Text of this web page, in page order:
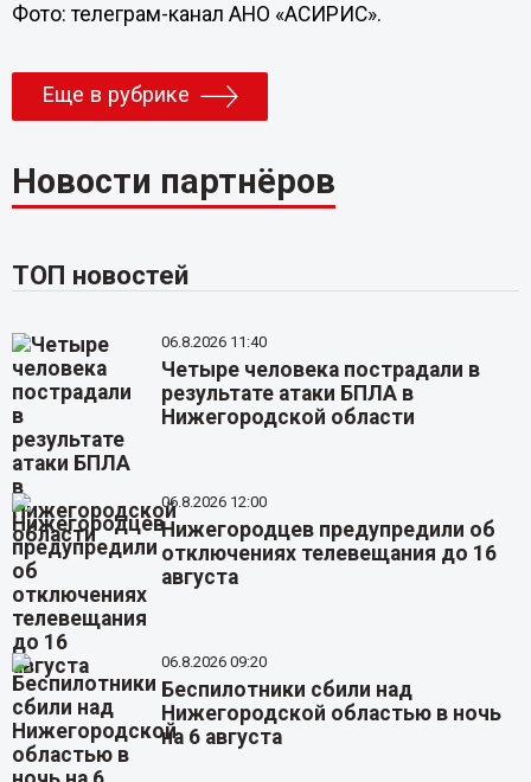
Фото: телеграм-канал АНО «АСИРИС».
Еще в рубрике
Новости партнёров
ТОП новостей
06.8.2026 11:40
Четыре человека пострадали в
результате атаки БПЛА в
Нижегородской области
06.8.2026 12:00
Нижегородцев предупредили об
отключениях телевещания до 16
августа
06.8.2026 09:20
Беспилотники сбили над
Нижегородской областью в ночь
на 6 августа